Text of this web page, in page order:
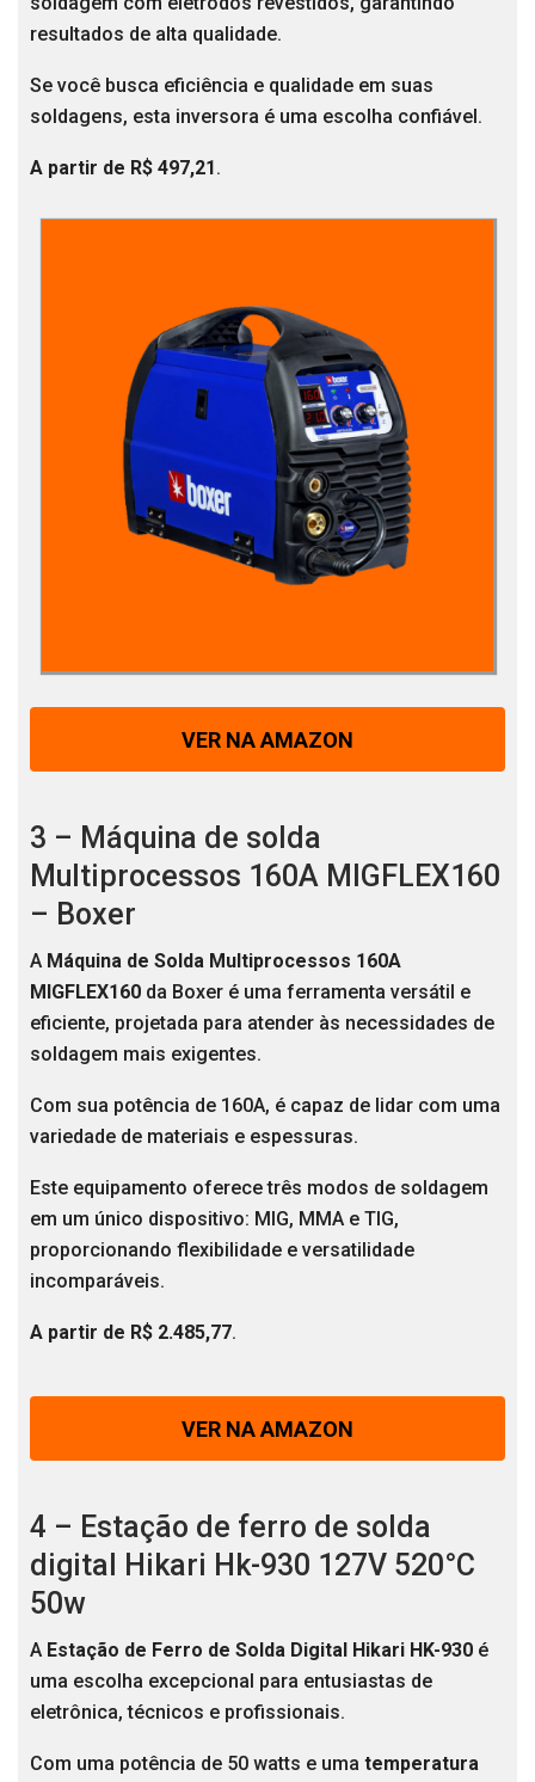
resultados de alta qualidade.
Se você busca eficiência e qualidade em suas
soldagens, esta inversora é uma escolha confiável.
A partir de R$ 497,21 .
VER NA AMAZON
3 – Máquina de solda
Multiprocessos 160A MIGFLEX160
– Boxer
A Máquina de Solda Multiprocessos 160A
MIGFLEX160 da Boxer é uma ferramenta versátil e
eficiente, projetada para atender às necessidades de
soldagem mais exigentes.
Com sua potência de 160A, é capaz de lidar com uma
variedade de materiais e espessuras.
Este equipamento oferece três modos de soldagem
em um único dispositivo: MIG, MMA e TIG,
proporcionando flexibilidade e versatilidade
incomparáveis.
A partir de R$ 2.485,77.
VER NA AMAZON
4 – Estação de ferro de solda
digital Hikari Hk-930 127V 520°C
50w
A Estação de Ferro de Solda Digital Hikari HK-930 é
uma escolha excepcional para entusiastas de
eletrônica, técnicos e profissionais.
Com uma potência de 50 watts e uma temperatura